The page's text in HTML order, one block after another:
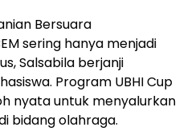
Bersuara
sering hanya menjadi
Salsabila berjanji
Program UBHI Cup
nyata untuk menyalurkan
bidang olahraga.